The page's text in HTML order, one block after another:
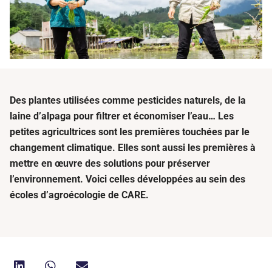
Des plantes utilisées comme pesticides naturels, de la
laine d’alpaga pour filtrer et économiser l’eau… Les
petites agricultrices sont les premières touchées par le
changement climatique. Elles sont aussi les premières à
mettre en œuvre des solutions pour préserver
l’environnement. Voici celles développées au sein des
écoles d’agroécologie de CARE.